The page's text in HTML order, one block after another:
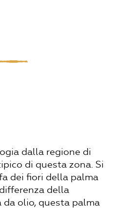
dalla regione di
di questa zona. Si
dei fiori della palma
della
olio, questa palma